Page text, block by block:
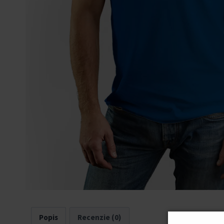
Popis Recenzie (0)